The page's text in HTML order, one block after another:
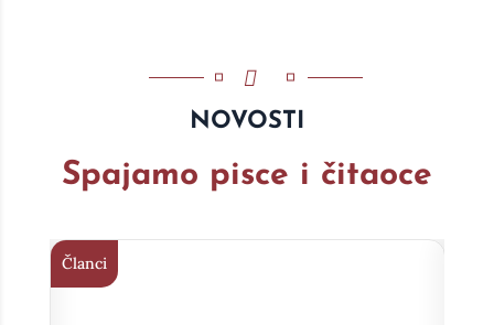
NOVOSTI
Spajamo pisce i čitaoce
Članci